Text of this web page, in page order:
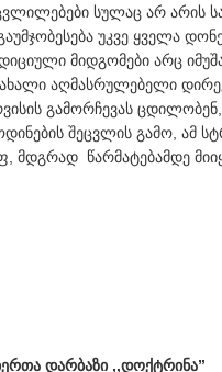
სულაც არ არის
უკვე ყველა
მიდგომები არც
აღმასრულებელი
გამორჩევას
შეცვლის გამო, ამ
წარმატებამდე
დარბაზი ,,დოქტრინა”